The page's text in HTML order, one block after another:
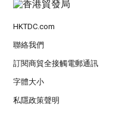
HKTDC.com
聯絡我們
訂閱商貿全接觸電郵通訊
字體大小
私隱政策聲明